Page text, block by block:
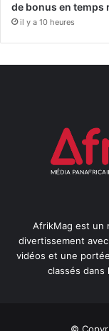
de bonus en temps
il y a 10 heures
AfrikMag est un
divertissement
vidéos et une
classés dans